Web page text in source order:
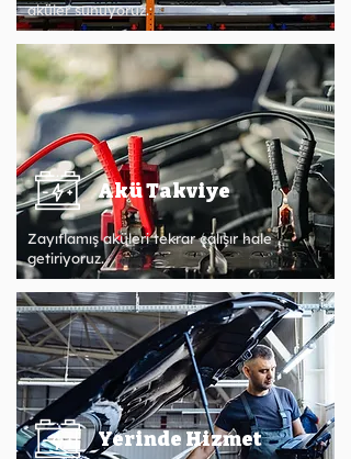
aküler sunuyoruz.
Akü Takviye
Zayıflamış aküleri tekrar çalışır hale
getiriyoruz.
Yerinde Hizmet